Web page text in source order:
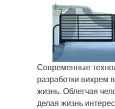
Современные
разработки вихрем
жизнь. Облегчая
делая жизнь